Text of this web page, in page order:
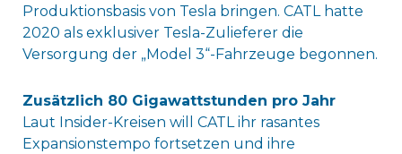
Produktionsbasis von Tesla bringen. CATL hatte
2020 als exklusiver Tesla-Zulieferer die
Versorgung der „Model 3“-Fahrzeuge begonnen.
Zusätzlich 80 Gigawattstunden pro Jahr
Laut Insider-Kreisen will CATL ihr rasantes
Expansionstempo fortsetzen und ihre